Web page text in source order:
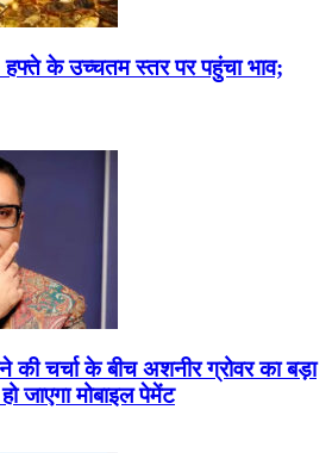
के उच्चतम स्तर पर पहुंचा भाव;
की चर्चा के बीच अशनीर ग्रोवर का बड़ा
जाएगा मोबाइल पेमेंट